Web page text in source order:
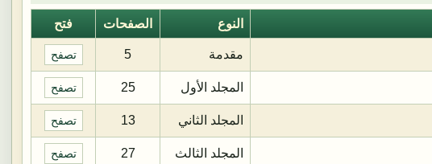
النوع الصفحات فتح
مقدمة 5 تصفح
المجلد الأول 25 تصفح
المجلد الثاني 13 تصفح
المجلد الثالث 27 تصفح